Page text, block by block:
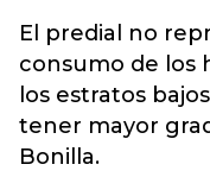
El predial no
consumo de los
los estratos
tener mayor
Bonilla.